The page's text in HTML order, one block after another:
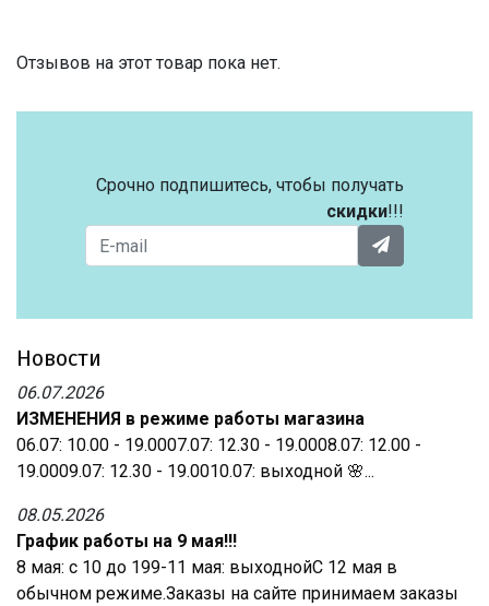
Отзывов на этот товар пока нет.
Срочно подпишитесь, чтобы получать
скидки!!!
Новости
06.07.2026
ИЗМЕНЕНИЯ в режиме работы магазина
06.07: 10.00 - 19.0007.07: 12.30 - 19.0008.07: 12.00 -
19.0009.07: 12.30 - 19.0010.07: выходной 🌸...
08.05.2026
График работы на 9 мая!!!
8 мая: с 10 до 199-11 мая: выходнойС 12 мая в
обычном режиме.Заказы на сайте принимаем заказы